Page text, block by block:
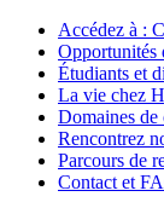
Accédez à :
Opportunités
Étudiants et
La vie chez
Domaines de
Rencontrez
Parcours de
Contact et